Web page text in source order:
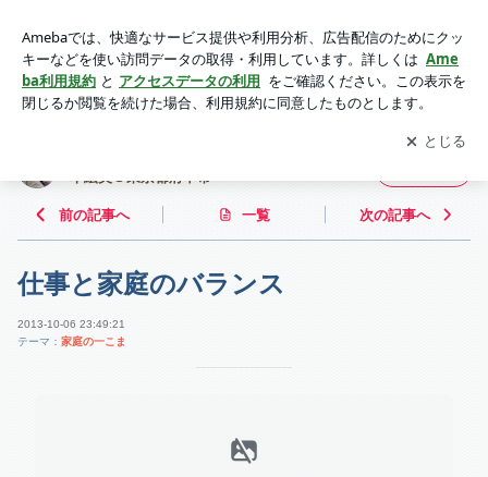
務士 濵本絵美＠東京都府中市~
アプリをダウンロードして ブログの更新通知
を受け取りまし
ょう。
開く
本絵美＠東京都府中市~
前の記事へ 一覧 次の記事へ
仕事と家庭のバランス
2013-10-06 23:49:21
テーマ： 家庭の一こま